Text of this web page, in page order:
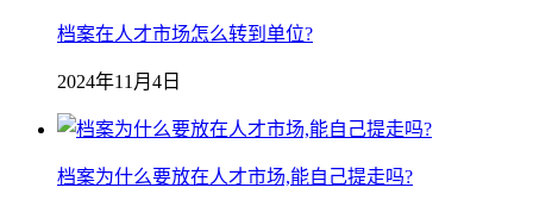
档案在人才市场怎么转到单位?
2024年11月4日
档案为什么要放在人才市场,能自己提走吗?